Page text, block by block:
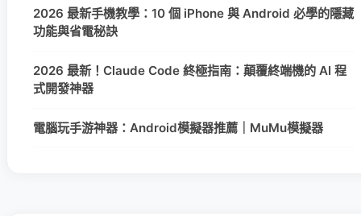
2026 最新手機教學：10 個 iPhone 與 Android 必學的隱藏
功能與省電秘訣
2026 最新！Claude Code 終極指南：顛覆終端機的 AI 程
式開發神器
電腦玩手游神器：Android模擬器推薦｜MuMu模擬器